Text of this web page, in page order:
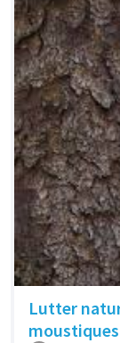
Lutter